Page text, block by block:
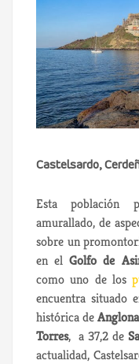
Castelsardo,
Esta población
amurallado, de
sobre un
en elGolfo de
como uno de los
encuentra situado
histórica deAnglona
Torres, a 37,2 de
actualidad,